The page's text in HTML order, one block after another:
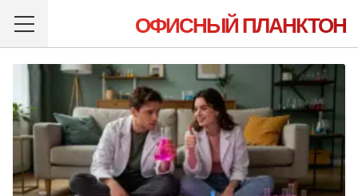
ОФИСНЫЙ ПЛАНКТОН